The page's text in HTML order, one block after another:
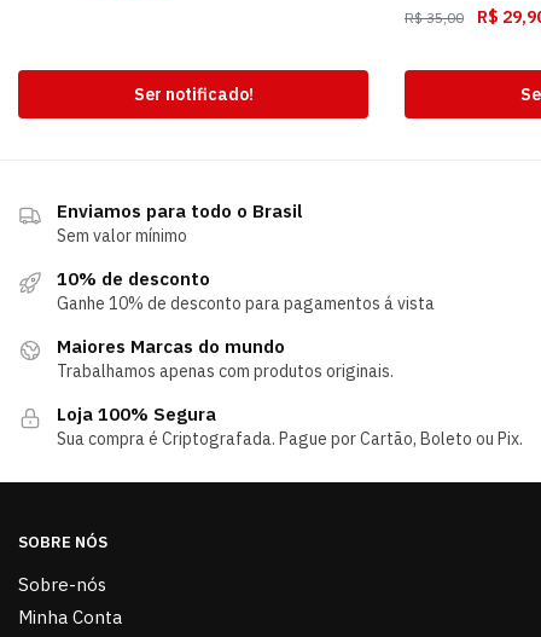
Ser notificado!
R$35,00 R$
Enviamos para todo o Brasil
Sem valor mínimo
10% de desconto
Ganhe 10% de desconto para pagamentos á vista
Maiores Marcas do mundo
Trabalhamos apenas com produtos originais.
Loja 100% Segura
Sua compra é Criptografada. Pague por Cartão, Boleto ou Pix.
SOBRE NÓS
Sobre-nós
Minha Conta